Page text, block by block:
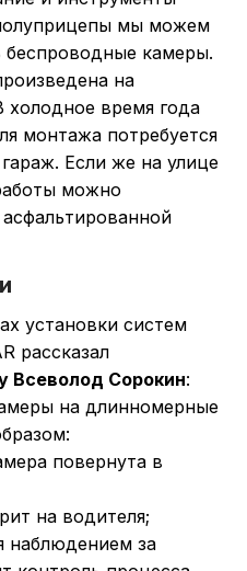
мы можем
беспроводные камеры.
на
холодное время года
монтажа потребуется
Если же на улице
можно
установки систем
рассказал
Всеволод Сорокин:
на длинномерные
повернута в
на водителя;
наблюдением за